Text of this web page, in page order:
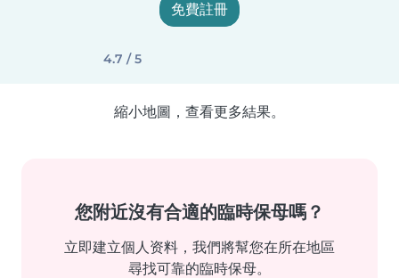
免費註冊
4.7 / 5
縮小地圖，查看更多結果。
您附近沒有合適的臨時保母嗎？
立即建立個人资料，我們將幫您在所在地區
尋找可靠的臨時保母。